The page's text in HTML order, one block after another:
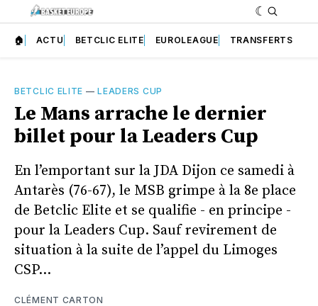
🏠 ACTU BETCLIC ELITE EUROLEAGUE TRANSFERTS
BETCLIC ELITE —LEADERS CUP
Le Mans arrache le dernier
billet pour la Leaders Cup
En l’emportant sur la JDA Dijon ce samedi à
Antarès (76-67), le MSB grimpe à la 8e place
de Betclic Elite et se qualifie - en principe -
pour la Leaders Cup. Sauf revirement de
situation à la suite de l’appel du Limoges
CSP…
CLÉMENT CARTON